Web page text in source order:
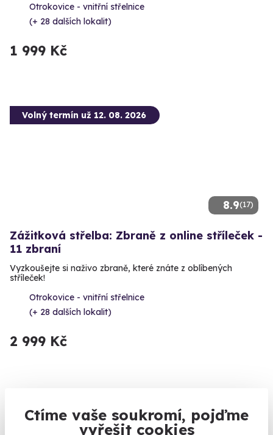
Ctíme vaše soukromí, pojďme
vyřešit cookies
Otrokovice - vnitřní střelnice
(+ 28 dalších lokalit)
1 999 Kč
8.9(17)
Volný termín už 12. 08. 2026
Zážitková střelba: Zbraně z online stříleček -
11 zbraní
Vyzkoušejte si naživo zbraně, které znáte z oblíbených
stříleček!
Otrokovice - vnitřní střelnice
(+ 28 dalších lokalit)
2 999 Kč
Volný termín už 11. 08. 2026